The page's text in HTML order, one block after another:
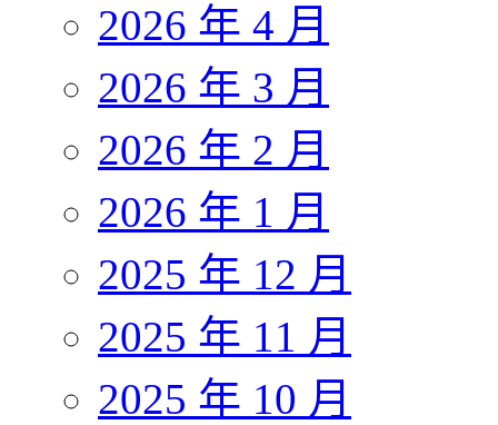
2026 年 4 月
2026 年 3 月
2026 年 2 月
2026 年 1 月
2025 年 12 月
2025 年 11 月
2025 年 10 月